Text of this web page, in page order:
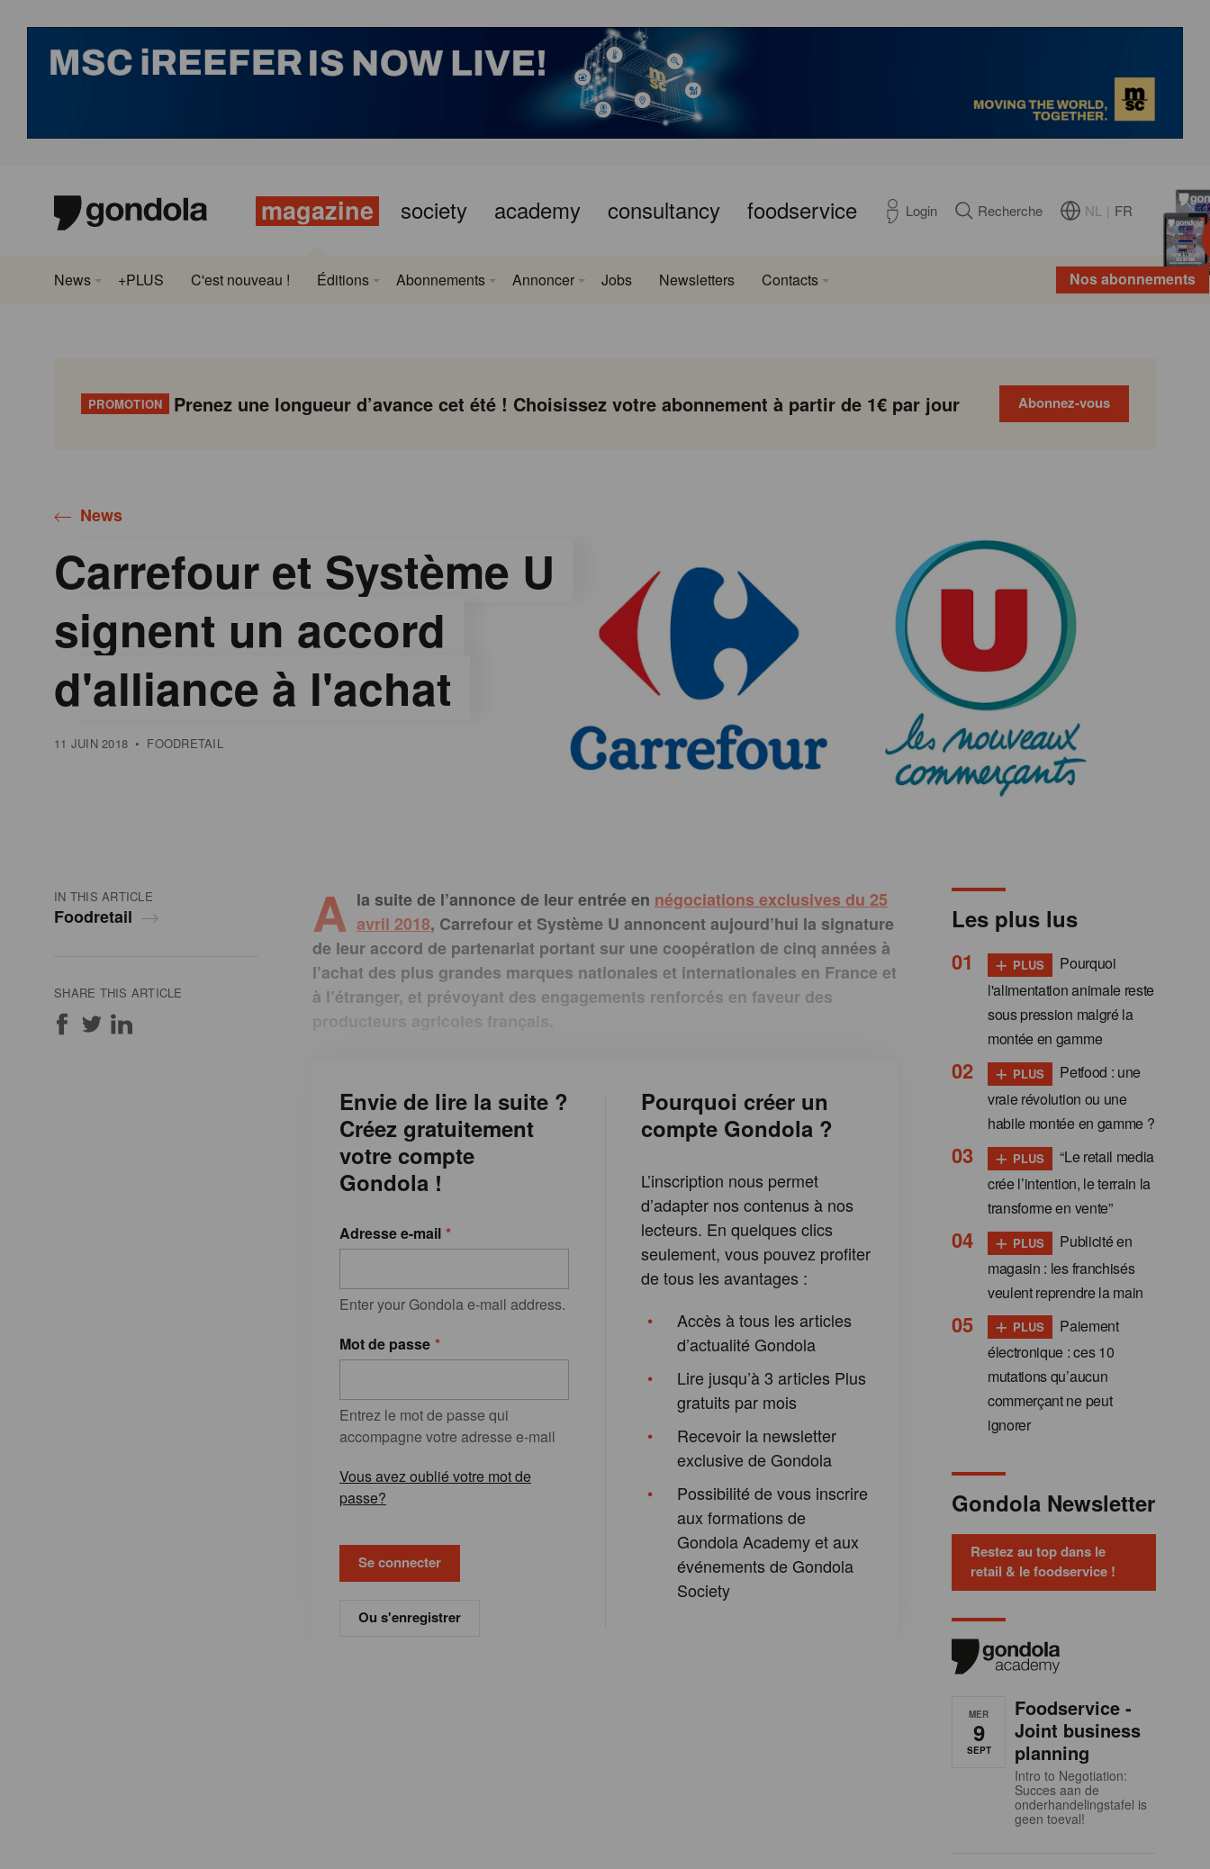
magazine society academy consultancy foodservice Login Recherche NL FR
Nos abonnements
News +PLUS C'est nouveau ! Éditions Abonnements Annoncer Jobs Newsletters Contacts
PROMOTION Prenez une longueur d’avance cet été ! Choisissez votre abonnement à partir de 1€ par jour Abonnez-vous
News
Carrefour et Système U
signent un accord
d'alliance à l'achat
11 JUIN 2018 • FOODRETAIL
IN THIS ARTICLE
Foodretail
SHARE THIS ARTICLE
A la suite de l’annonce de leur entrée en négociations exclusives du 25
avril 2018, Carrefour et Système U annoncent aujourd’hui la signature
de leur accord de partenariat portant sur une coopération de cinq années à
l’achat des plus grandes marques nationales et internationales en France et
à l’étranger, et prévoyant des engagements renforcés en faveur des
producteurs agricoles français.
Envie de lire la suite ?
Créez gratuitement
votre compte
Gondola !
Adresse e-mail
Enter your Gondola e-mail address.
Mot de passe
Entrez le mot de passe qui
accompagne votre adresse e-mail
Vous avez oublié votre mot de
passe?
Ou s'enregistrer
Pourquoi créer un
compte Gondola ?
L’inscription nous permet
d’adapter nos contenus à nos
lecteurs. En quelques clics
seulement, vous pouvez profiter
de tous les avantages :
Accès à tous les articles
d’actualité Gondola
Lire jusqu’à 3 articles Plus
gratuits par mois
Recevoir la newsletter
exclusive de Gondola
Possibilité de vous inscrire
aux formations de
Gondola Academy et aux
événements de Gondola
Society
Les plus lus
+ PLUS
Pourquoi
l'alimentation animale reste
sous pression malgré la
montée en gamme
+ PLUS
Petfood : une
vraie révolution ou une
habile montée en gamme ?
+ PLUS
“Le retail media
crée l’intention, le terrain la
transforme en vente”
+ PLUS
Publicité en
magasin : les franchisés
veulent reprendre la main
+ PLUS
Paiement
électronique : ces 10
mutations qu’aucun
commerçant ne peut
ignorer
Gondola Newsletter
Restez au top dans le
retail & le foodservice !
MER
9
SEPT
Foodservice -
Joint business
planning
Intro to Negotiation:
Succes aan de
onderhandelingstafel is
geen toeval!